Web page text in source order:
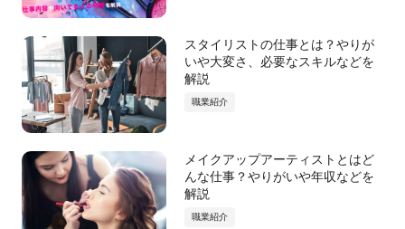
スタイリストの仕事とは？やりが
いや大変さ、必要なスキルなどを
解説
職業紹介
メイクアップアーティストとはど
んな仕事？やりがいや年収などを
解説
職業紹介